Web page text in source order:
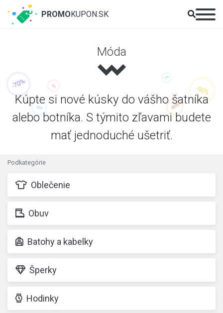
Móda
Kúpte si nové kúsky do vášho šatníka
alebo botníka. S týmito zľavami budete
mať jednoduché ušetriť.
Podkategórie
Oblečenie
Obuv
Batohy a kabelky
Šperky
Hodinky
PROMOKUPON.SK